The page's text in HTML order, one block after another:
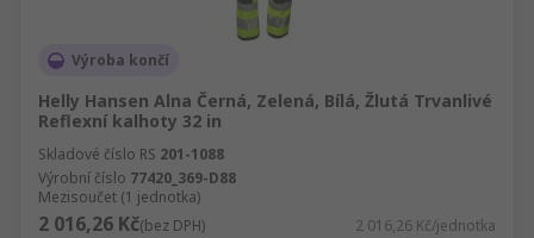
Výroba končí
Helly Hansen Alna Černá, Zelená, Bílá, Žlutá Trvanlivé
Reflexní kalhoty 32 in
Skladové číslo RS 201-1088
Výrobní číslo 77420_369-D88
Mezisoučet (1 jednotka)
2 016,26 Kč(bez DPH) 2 016,26 Kč/jednotka